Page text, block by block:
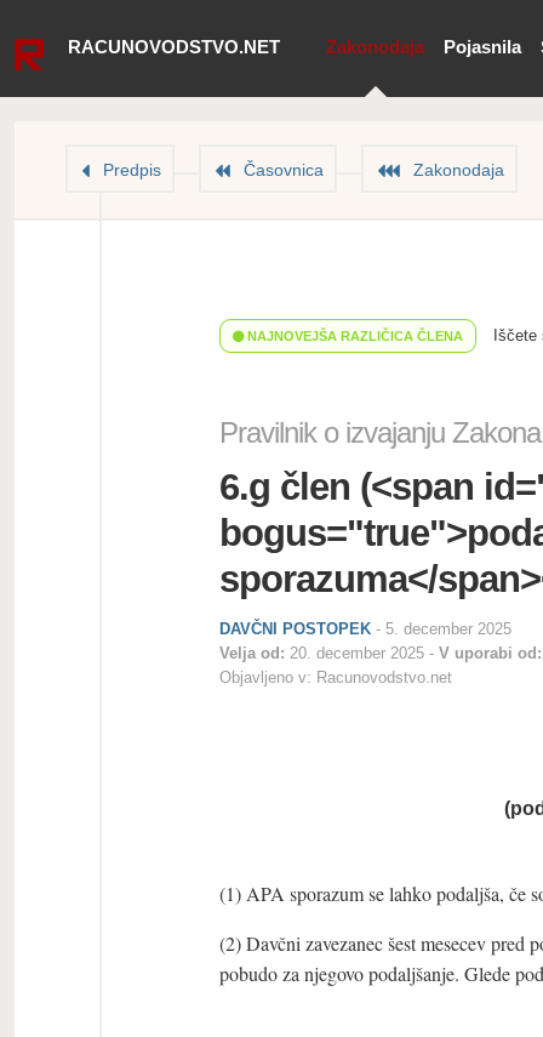
RACUNOVODSTVO.NET Zakonodaja Pojasnila
Predpis Časovnica Zakonodaja
NAJNOVEJŠA RAZLIČICA ČLENA
Pravilnik o izvajanju
6.g člen (<span
bogus="true">
sporazuma</
DAVČNI POSTOPEK - 5. december 2025
Velja od: 20. december 2025
V uporabi od:
Objavljeno v: Racunovodstvo.net
(
(1) APA sporazum se lahko podaljša, če
(2) Davčni zavezanec šest mesecev pred
pobudo za njegovo podaljšanje. Glede